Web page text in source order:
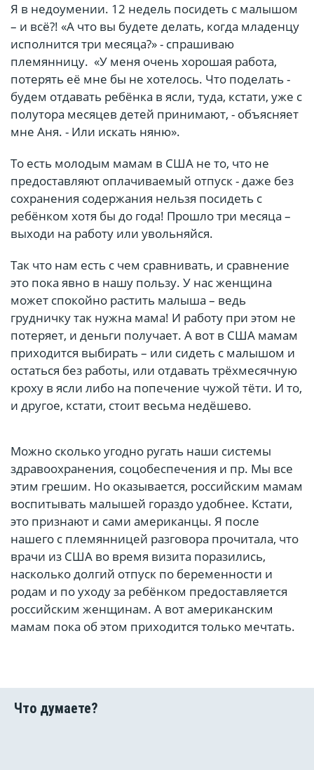
Я в недоумении. 12 недель посидеть с малышом
– и всё?! «А что вы будете делать, когда младенцу
исполнится три месяца?» - спрашиваю
племянницу. «У меня очень хорошая работа,
потерять её мне бы не хотелось. Что поделать -
будем отдавать ребёнка в ясли, туда, кстати, уже с
полутора месяцев детей принимают, - объясняет
мне Аня. - Или искать няню».
То есть молодым мамам в США не то, что не
предоставляют оплачиваемый отпуск - даже без
сохранения содержания нельзя посидеть с
ребёнком хотя бы до года! Прошло три месяца –
выходи на работу или увольняйся.
Так что нам есть с чем сравнивать, и сравнение
это пока явно в нашу пользу. У нас женщина
может спокойно растить малыша – ведь
грудничку так нужна мама! И работу при этом не
потеряет, и деньги получает. А вот в США мамам
приходится выбирать – или сидеть с малышом и
остаться без работы, или отдавать трёхмесячную
кроху в ясли либо на попечение чужой тёти. И то,
и другое, кстати, стоит весьма недёшево.
Можно сколько угодно ругать наши системы
здравоохранения, соцобеспечения и пр. Мы все
этим грешим. Но оказывается, российским мамам
воспитывать малышей гораздо удобнее. Кстати,
это признают и сами американцы. Я после
нашего с племянницей разговора прочитала, что
врачи из США во время визита поразились,
насколько долгий отпуск по беременности и
родам и по уходу за ребёнком предоставляется
российским женщинам. А вот американским
мамам пока об этом приходится только мечтать.